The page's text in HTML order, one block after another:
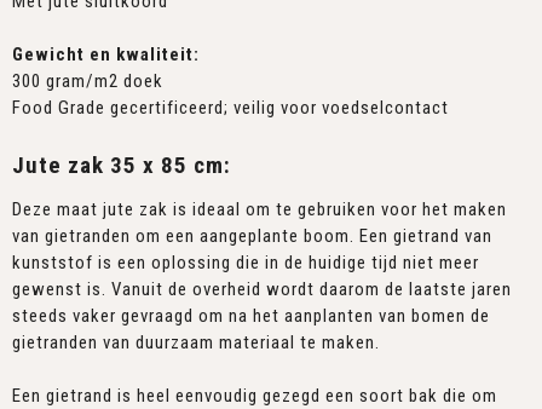
Gewicht en kwaliteit:
300 gram/m2 doek
Food Grade gecertificeerd; veilig voor voedselcontact
Jute zak 35 x 85 cm:
Deze maat jute zak is ideaal om te gebruiken voor het maken
van gietranden om een aangeplante boom. Een gietrand van
kunststof is een oplossing die in de huidige tijd niet meer
gewenst is. Vanuit de overheid wordt daarom de laatste jaren
steeds vaker gevraagd om na het aanplanten van bomen de
gietranden van duurzaam materiaal te maken.
Een gietrand is heel eenvoudig gezegd een soort bak die om